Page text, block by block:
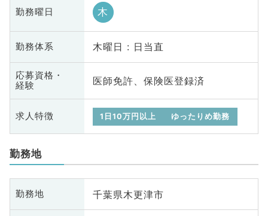
勤務曜日 木
勤務体系 木曜日 : 日当直
応募資格・
経験
医師免許、保険医登録済
求人特徴 1日10万円以上 ゆったりめ勤務
勤務地
勤務地 千葉県木更津市